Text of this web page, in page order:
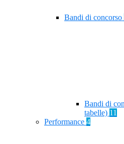
Bandi di concorso
Bandi di
tabelle) 11
Performance 4